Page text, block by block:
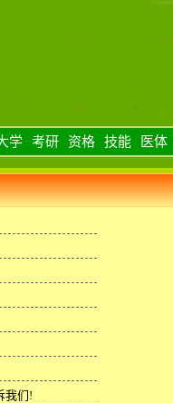
学 考研 资格 技能 医体
我们!